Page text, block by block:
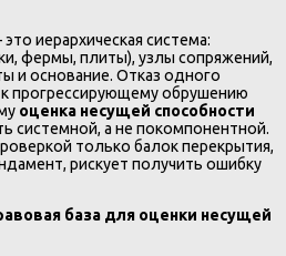
иерархическая система:
фермы, плиты), узлы сопряжений,
и основание. Отказ одного
прогрессирующему обрушению
оценка несущей способности
системной, а не покомпонентной.
только балок перекрытия,
рискует получить ошибку
база для оценки несущей